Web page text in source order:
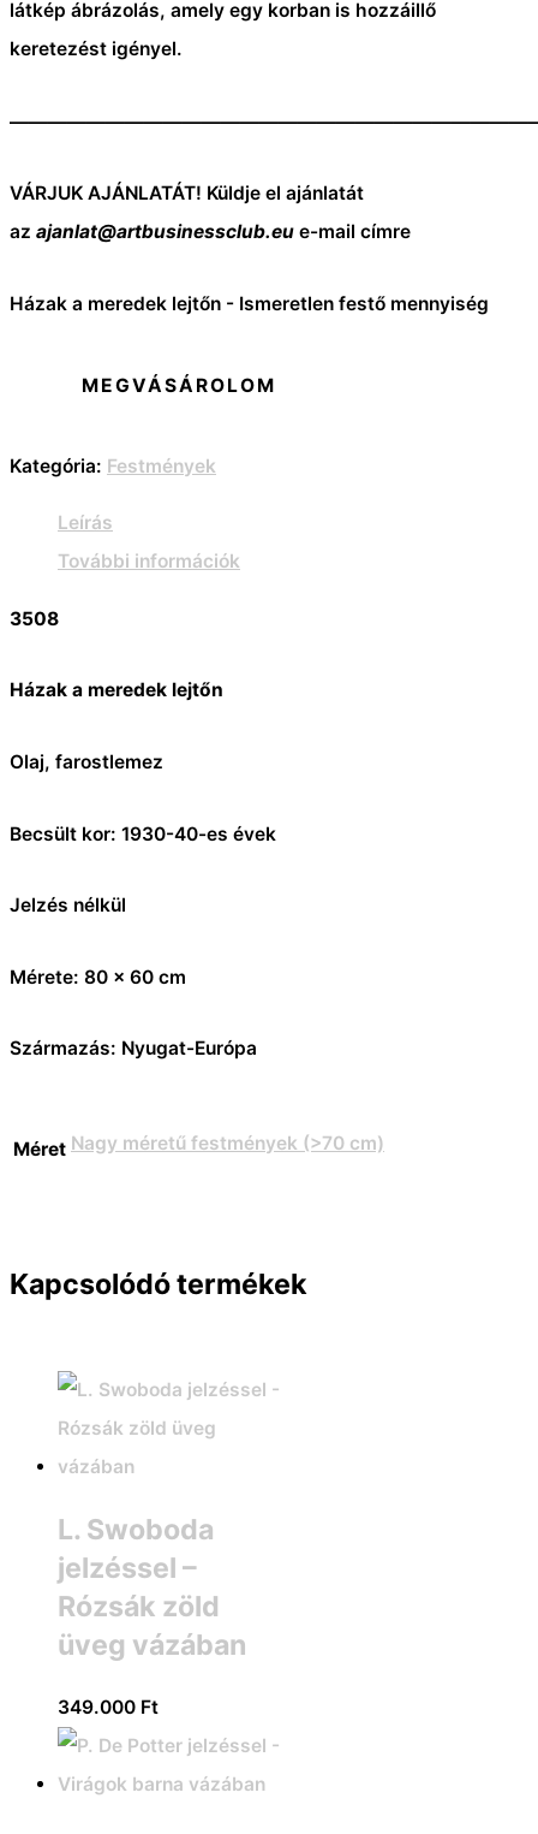
látkép ábrázolás, amely egy korban is hozzáillő
keretezést igényel.
VÁRJUK AJÁNLATÁT! Küldje el ajánlatát
az ajanlat@artbusinessclub.eu e-mail címre
Házak a meredek lejtőn - Ismeretlen festő mennyiség
MEGVÁSÁROLOM
Kategória: Festmények
Leírás
További információk
3508
Házak a meredek lejtőn
Olaj, farostlemez
Becsült kor: 1930-40-es évek
Jelzés nélkül
Mérete: 80 x 60 cm
Származás: Nyugat-Európa
Méret Nagy méretű festmények (>70 cm)
Kapcsolódó termékek
L. Swoboda
jelzéssel –
Rózsák zöld
üveg vázában
349.000 Ft